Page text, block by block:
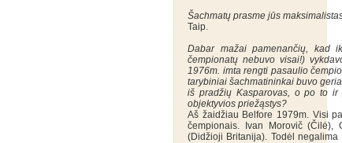
Šachmatų prasme jūs
Taip.
Dabar mažai pamenančių, kad
čempionatų nebuvo visai!)
1976m. imta rengti pasaulio
tarybiniai šachmatininkai buvo
iš pradžių Kasparovas, o po to ir
objektyvios priežąstys?
Aš žaidžiau Belfore 1979m. Visi
čempionais. Ivan Morovič (Čilė),
(Didžioji Britanija). Todėl